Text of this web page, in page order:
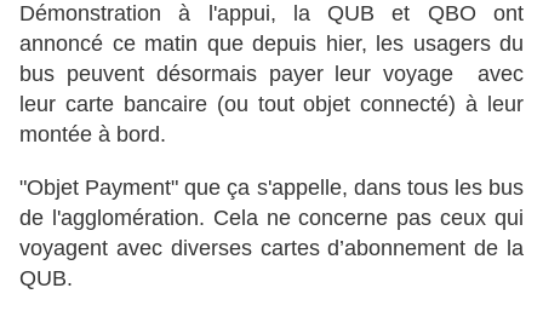
Démonstration à l'appui, la QUB et QBO ont
annoncé ce matin que depuis hier, les usagers du
bus peuvent désormais payer leur voyage avec
leur carte bancaire (ou tout objet connecté) à leur
montée à bord.
"Objet Payment" que ça s'appelle, dans tous les bus
de l'agglomération. Cela ne concerne pas ceux qui
voyagent avec diverses cartes d’abonnement de la
QUB.